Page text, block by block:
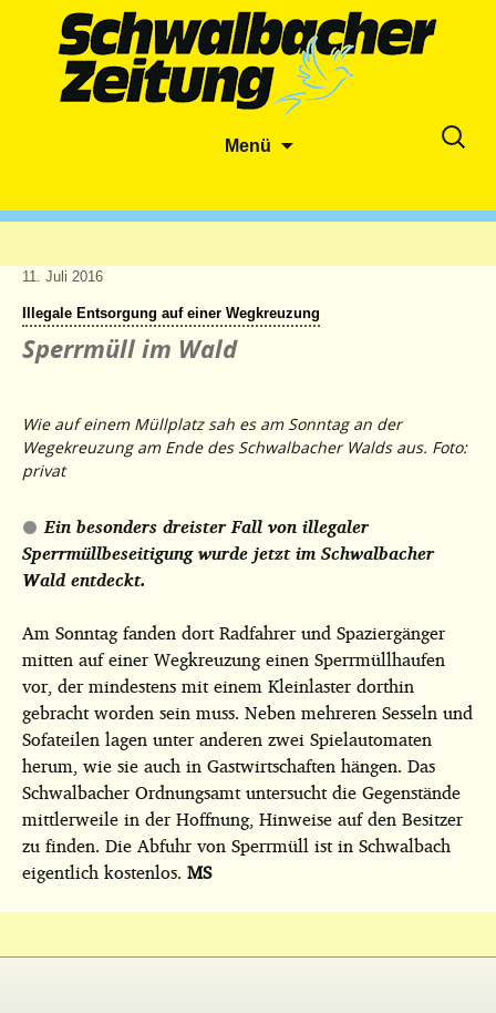
Menü
Suche
11. Juli 2016
Illegale Entsorgung auf einer Wegkreuzung
Sperrmüll im Wald
Wie auf einem Müllplatz sah es am Sonntag an der
Wegekreuzung am Ende des Schwalbacher Walds aus. Foto:
privat
Ein besonders dreister Fall von illegaler
Sperrmüllbeseitigung wurde jetzt im Schwalbacher
Wald entdeckt.
Am Sonntag fanden dort Radfahrer und Spaziergänger
mitten auf einer Wegkreuzung einen Sperrmüllhaufen
vor, der mindestens mit einem Kleinlaster dorthin
gebracht worden sein muss. Neben mehreren Sesseln und
Sofateilen lagen unter anderen zwei Spielautomaten
herum, wie sie auch in Gastwirtschaften hängen. Das
Schwalbacher Ordnungsamt untersucht die Gegenstände
mittlerweile in der Hoffnung, Hinweise auf den Besitzer
zu finden. Die Abfuhr von Sperrmüll ist in Schwalbach
eigentlich kostenlos. MS